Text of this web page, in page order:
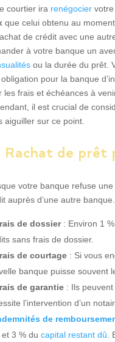
courtier ira renégociervotre
que celui obtenu au
de crédit avec une
à votre banque un
ou la durée du prêt.
pour la banque
les frais et échéances à
il est crucial de
aiguiller sur ce point.
Rachat de prêt
votre banque refuse
auprès d’une autre
de dossier: Environ 1
sans frais de dossier.
de courtage: Si vous
banque puisse souvent
de garantie: Ils peuvent
l’intervention d’un
de
et 3 % du capital restant dû